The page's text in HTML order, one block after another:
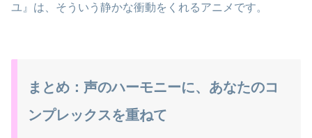
ユ』は、そういう静かな衝動をくれるアニメです。
まとめ：声のハーモニーに、あなたのコ
ンプレックスを重ねて